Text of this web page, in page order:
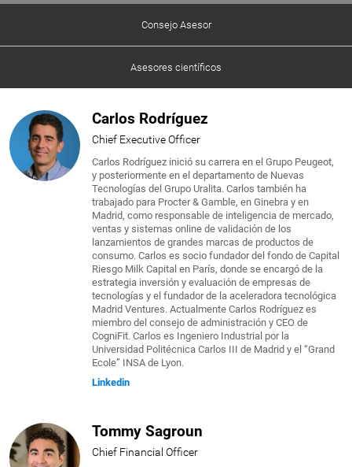
Consejo Asesor
Asesores científicos
Carlos Rodríguez
Chief Executive Officer
Carlos Rodríguez inició su carrera en el Grupo Peugeot,
y posteriormente en el departamento de Nuevas
Tecnologías del Grupo Uralita. Carlos también ha
trabajado para Procter & Gamble, en Ginebra y en
Madrid, como responsable de inteligencia de mercado,
ventas y sistemas online de validación de los
lanzamientos de grandes marcas de productos de
consumo. Carlos es socio fundador del fondo de Capital
Riesgo Milk Capital en París, donde se encargó de la
estrategia inversión y evaluación de empresas de
tecnologías y el fundador de la aceleradora tecnológica
Madrid Ventures. Actualmente Carlos Rodríguez es
miembro del consejo de administración y CEO de
CogniFit. Carlos es Ingeniero Industrial por la
Universidad Politécnica Carlos III de Madrid y el “Grand
Ecole” INSA de Lyon.
Linkedin
Tommy Sagroun
Chief Financial Officer